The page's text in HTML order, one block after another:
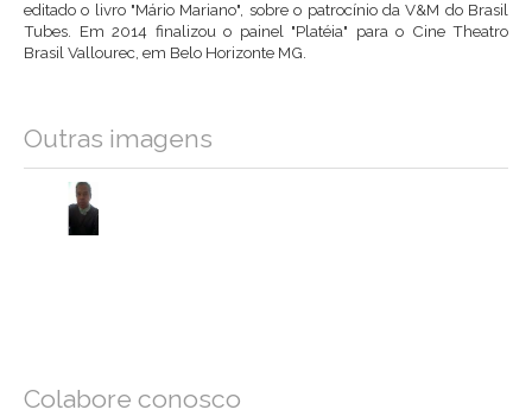
editado o livro "Mário Mariano", sobre o patrocínio da V&M do Brasil
Tubes. Em 2014 finalizou o painel "Platéia" para o Cine Theatro
Brasil Vallourec, em Belo Horizonte MG.
Outras imagens
Colabore conosco